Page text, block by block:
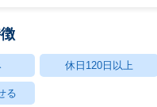
休日120日以上
る